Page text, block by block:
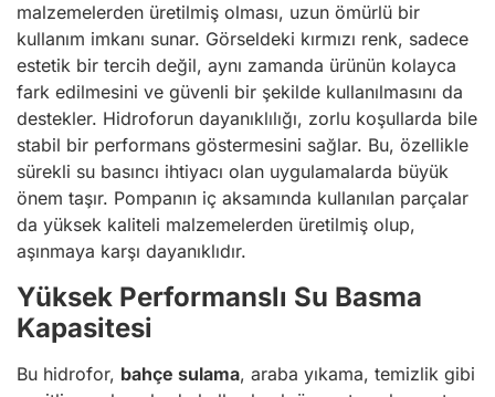
malzemelerden üretilmiş olması, uzun ömürlü bir
kullanım imkanı sunar. Görseldeki kırmızı renk, sadece
estetik bir tercih değil, aynı zamanda ürünün kolayca
fark edilmesini ve güvenli bir şekilde kullanılmasını da
destekler. Hidroforun dayanıklılığı, zorlu koşullarda bile
stabil bir performans göstermesini sağlar. Bu, özellikle
sürekli su basıncı ihtiyacı olan uygulamalarda büyük
önem taşır. Pompanın iç aksamında kullanılan parçalar
da yüksek kaliteli malzemelerden üretilmiş olup,
aşınmaya karşı dayanıklıdır.
Yüksek Performanslı Su Basma
Kapasitesi
Bu hidrofor, bahçe sulama, araba yıkama, temizlik gibi